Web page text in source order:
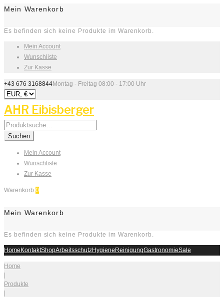
Mein Warenkorb
Es befinden sich keine Produkte im Warenkorb.
Mein Account
Wunschliste
Zur Kasse
+43 676 3168844Montag - Freitag 08:00 - 17:00 Uhr
AHR Eibisberger
Search
for:
Suchen
Mein Account
Wunschliste
Zur Kasse
Warenkorb 0
Mein Warenkorb
Es befinden sich keine Produkte im Warenkorb.
HomeKontaktShopArbeitsschutzHygieneReinigungGastronomieSale
Home
|
Produkte
|